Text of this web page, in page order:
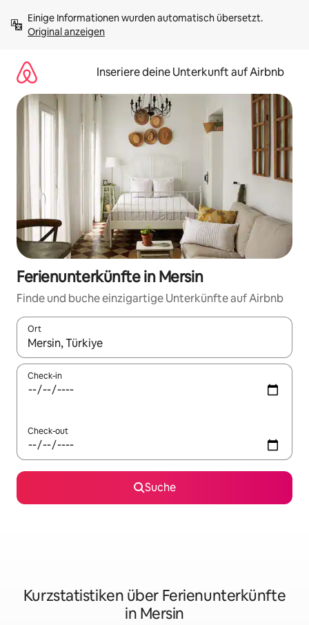
Inhalten
springenOriginal anzeigen
Inseriere deine Unterkunft auf Airbnb
Ferienunterkünfte in Mersin
Finde und buche einzigartige Unterkünfte auf Airbnb
Ort
Wenn Ergebnisse verfügbar sind, navigiere mit den
Check-in
Check-out
Suche
Kurzstatistiken über Ferienunterkünfte
in Mersin